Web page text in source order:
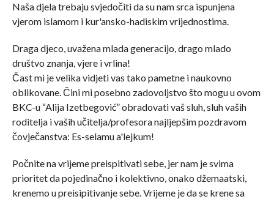
Naša djela trebaju svjedočiti da su nam srca ispunjena
vjerom islamom i kur'ansko-hadiskim vrijednostima.
Draga djeco, uvažena mlada generacijo, drago mlado
društvo znanja, vjere i vrlina!
Čast mi je velika vidjeti vas tako pametne i naukovno
oblikovane. Čini mi posebno zadovoljstvo što mogu u ovom
BKC-u “Alija Izetbegović” obradovati vaš sluh, sluh vaših
roditelja i vaših učitelja/profesora najljepšim pozdravom
čovječanstva: Es-selamu a'lejkum!
Počnite na vrijeme preispitivati sebe, jer nam je svima
prioritet da pojedinačno i kolektivno, onako džemaatski,
krenemo u preisipitivanje sebe. Vrijeme je da se krene sa